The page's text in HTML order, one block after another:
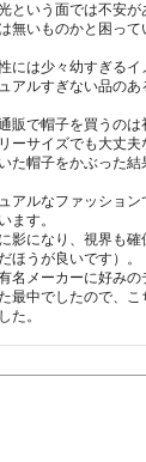
という面では不安が
無いものかと困って
には少々幼すぎるイ
アルすぎない品のあ
販で帽子を買うのは
ーサイズでも大丈夫
た帽子をかぶった結
アルなファッション
ます。
影になり、視界も確
うが良いです）。
名メーカーに好みの
最中でしたので、こ